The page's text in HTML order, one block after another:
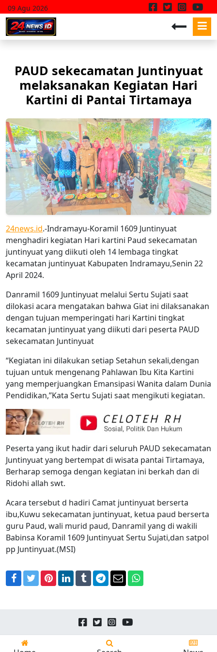
09 Agu 2026
PAUD sekecamatan Juntinyuat
melaksanakan Kegiatan Hari
Kartini di Pantai Tirtamaya
24news.id.-Indramayu-Koramil 1609 Juntinyuat
menghadiri kegiatan Hari kartini Paud sekecamatan
juntinyuat yang diikuti oleh 14 lembaga tingkat
kecamatan juntinyuat Kabupaten Indramayu,Senin 22
April 2024.
Danramil 1609 Juntinyuat melalui Sertu Sujati saat
dilokasi acara mengatakan bahwa Giat ini dilaksanakan
dengan tujuan memperingati hari Kartini tingkat
kecamatan juntinyuat yang diikuti dari peserta PAUD
sekecamatan Juntinyuat
“Kegiatan ini dilakukan setiap Setahun sekali,dengan
tujuan untuk mengenang Pahlawan Ibu Kita Kartini
yang memperjuangkan Emansipasi Wanita dalam Dunia
Pendidikan,”Kata Sertu Sujati saat mengikuti kegiatan.
Peserta yang ikut hadir dari seluruh PAUD sekecamatan
Juntinyuat yang bertempat di wisata pantai Tirtamaya,
Berharap semoga dengan kegiatan ini berkah dan di
Ridohi allah swt.
Acara tersebut d hadiri Camat juntinyuat berserta
ibu,Kuwu sekecamatan juntinyuat, ketua paud berserta
guru Paud, wali murid paud, Danramil yang di wakili
Babinsa Koramil 1609 Juntinyuat Sertu Sujati,dan satpol
pp Juntinyuat.(MSI)
Facebook
TwitterPinterest
LinkedIn
TumblrTelegram
EmailWhatsApp
24news.id